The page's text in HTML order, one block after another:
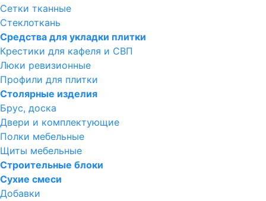
Сетки тканные
Стеклоткань
Средства для укладки плитки
Крестики для кафеля и СВП
Люки ревизионные
Профили для плитки
Столярные изделия
Брус, доска
Двери и комплектующие
Полки мебельные
Щиты мебельные
Строительные блоки
Сухие смеси
Добавки